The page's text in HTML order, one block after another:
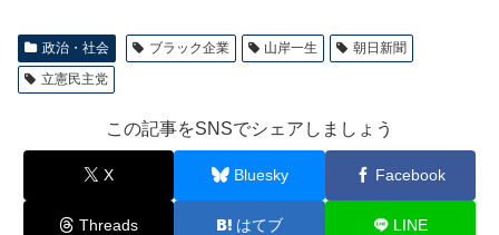
政治・社会 ブラック企業 山岸一生
朝日新聞
立憲民主党
この記事をSNSでシェアしましょう
X Bluesky Facebook
Threads はてブ LINE